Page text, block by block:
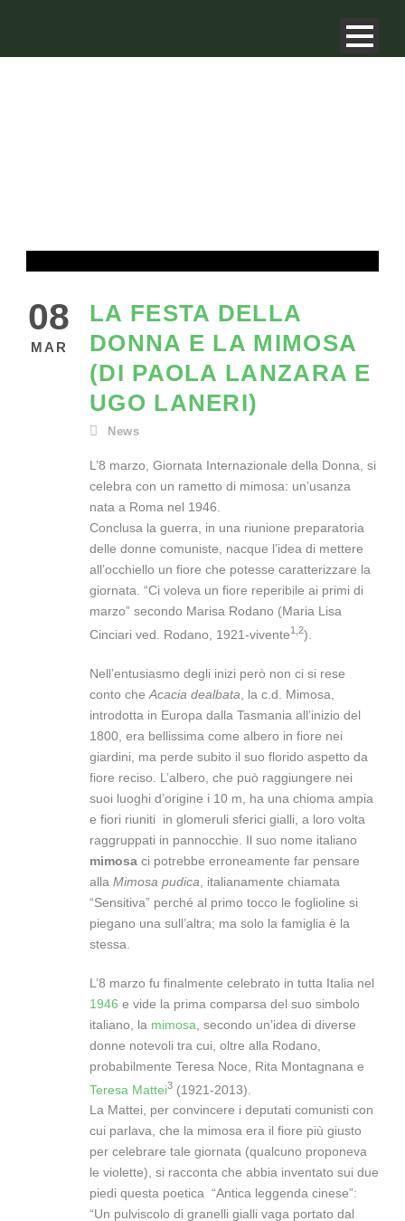
08
MAR
LA FESTA DELLA
DONNA E LA MIMOSA
(DI PAOLA LANZARA E
UGO LANERI)
News
L’8 marzo, Giornata Internazionale della Donna, si
celebra con un rametto di mimosa: un’usanza
nata a Roma nel 1946.
Conclusa la guerra, in una riunione preparatoria
delle donne comuniste, nacque l’idea di mettere
all’occhiello un fiore che potesse caratterizzare la
giornata. “Ci voleva un fiore reperibile ai primi di
marzo” secondo Marisa Rodano (Maria Lisa
Cinciari ved. Rodano, 1921-vivente1,2).
Nell’entusiasmo degli inizi però non ci si rese
conto che Acacia dealbata , la c.d. Mimosa,
introdotta in Europa dalla Tasmania all’inizio del
1800, era bellissima come albero in fiore nei
giardini, ma perde subito il suo florido aspetto da
fiore reciso. L’albero, che può raggiungere nei
suoi luoghi d’origine i 10 m, ha una chioma ampia
e fiori riuniti in glomeruli sferici gialli, a loro volta
raggruppati in pannocchie. Il suo nome italiano
mimosa ci potrebbe erroneamente far pensare
alla Mimosa pudica , italianamente chiamata
“Sensitiva” perché al primo tocco le foglioline si
piegano una sull’altra; ma solo la famiglia è la
stessa.
L’8 marzo fu finalmente celebrato in tutta Italia nel
1946 e vide la prima comparsa del suo simbolo
italiano, la mimosa , secondo un’idea di diverse
donne notevoli tra cui, oltre alla Rodano,
probabilmente Teresa Noce, Rita Montagnana e
Teresa Mattei3 (1921-2013).
La Mattei, per convincere i deputati comunisti con
cui parlava, che la mimosa era il fiore più giusto
per celebrare tale giornata (qualcuno proponeva
le violette), si racconta che abbia inventato sui due
piedi questa poetica “Antica leggenda cinese”:
“Un pulviscolo di granelli gialli vaga portato dal